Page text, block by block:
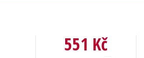
551 Kč